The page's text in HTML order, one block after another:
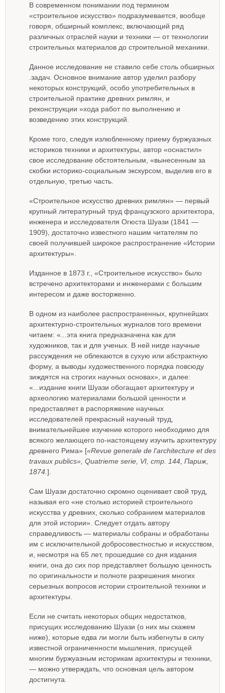
В современном понимании под термином
«строительное искусство» подразумевается, вообще
говоря, обширный комплекс, включающий ряд
различных отраслей науки и техники — от технологии
строительных материалов до строительной механики.
Данное исследование не ставило себе столь обширных
.задач. Основное внимание автор уделил разбору
некоторых конструкций, особо употребительных в
строительной практике древних римлян, и
реконструкции »хода работ по выполнению и
возведению этих конструкций.
Кроме того, следуя излюбленному приему буржуазных
историков техники и архитектуры, автор «оснастил»
свое исследование обстоятельным, «вынесенным за
скобки историко-социальным экскурсом, выделив его в
отдельную, третью часть.
«Строительное искусство древних римлян» — первый
крупный литературный труд французского архитектора,
инженера и исследователя Огюста Шуази (1841 —
1909), достаточно известного нашим читателям по
своей получившей широкое распространение «Истории
архитектуры».
Изданное в 1873 г., «Строительное искусство» было
встречено архитекторами и инженерами с большим
интересом и даже восторженно.
В одном из наиболее распространенных, крупнейших
архитектурно-строительных журналов того времени
читаем: «...эта книга предназначена как для
художников, так и для ученых. В ней нигде научные
рассуждения не облекаются в сухую или абстрактную
форму, а выводы художественного порядка повсюду
зиждятся на строгих научных основах», и далее:
«...издание книги Шуази обогащает архитектуру и
археологию материалами большой ценности и
предоставляет в распоряжение научных
исследователей прекрасный научный труд,
внимательнейшее изучение которого необходимо для
всякого желающего по-настоящему изучить архитектуру
древнего Рима» [«Revue generale de l'architecture et des
travaux publics», Quatrieme serie, VI, стр. 144, Париж,
1874. ].
Сам Шуази достаточно скромно оценивает свой труд,
называя его «не столько историей строительного
искусства у древних, сколько собранием материалов
для этой истории». Следует отдать автору
справедливость — материалы собраны и обработаны
им с исключительной добросовестностью и искусством,
и, несмотря на 65 лет, прошедшие со дня издания
книги, она до сих пор представляет большую ценность
по оригинальности и полноте разрешения многих
серьезных вопросов истории строительной техники и
архитектуры.
Если не считать некоторых общих недостатков,
присущих исследованию Шуази (о них мы скажем
ниже), которые едва ли могли быть избегнуты в силу
известной ограниченности мышления, присущей
многим буржуазным историкам архитектуры и техники,
— можно утверждать, что основная цель автором
достигнута.